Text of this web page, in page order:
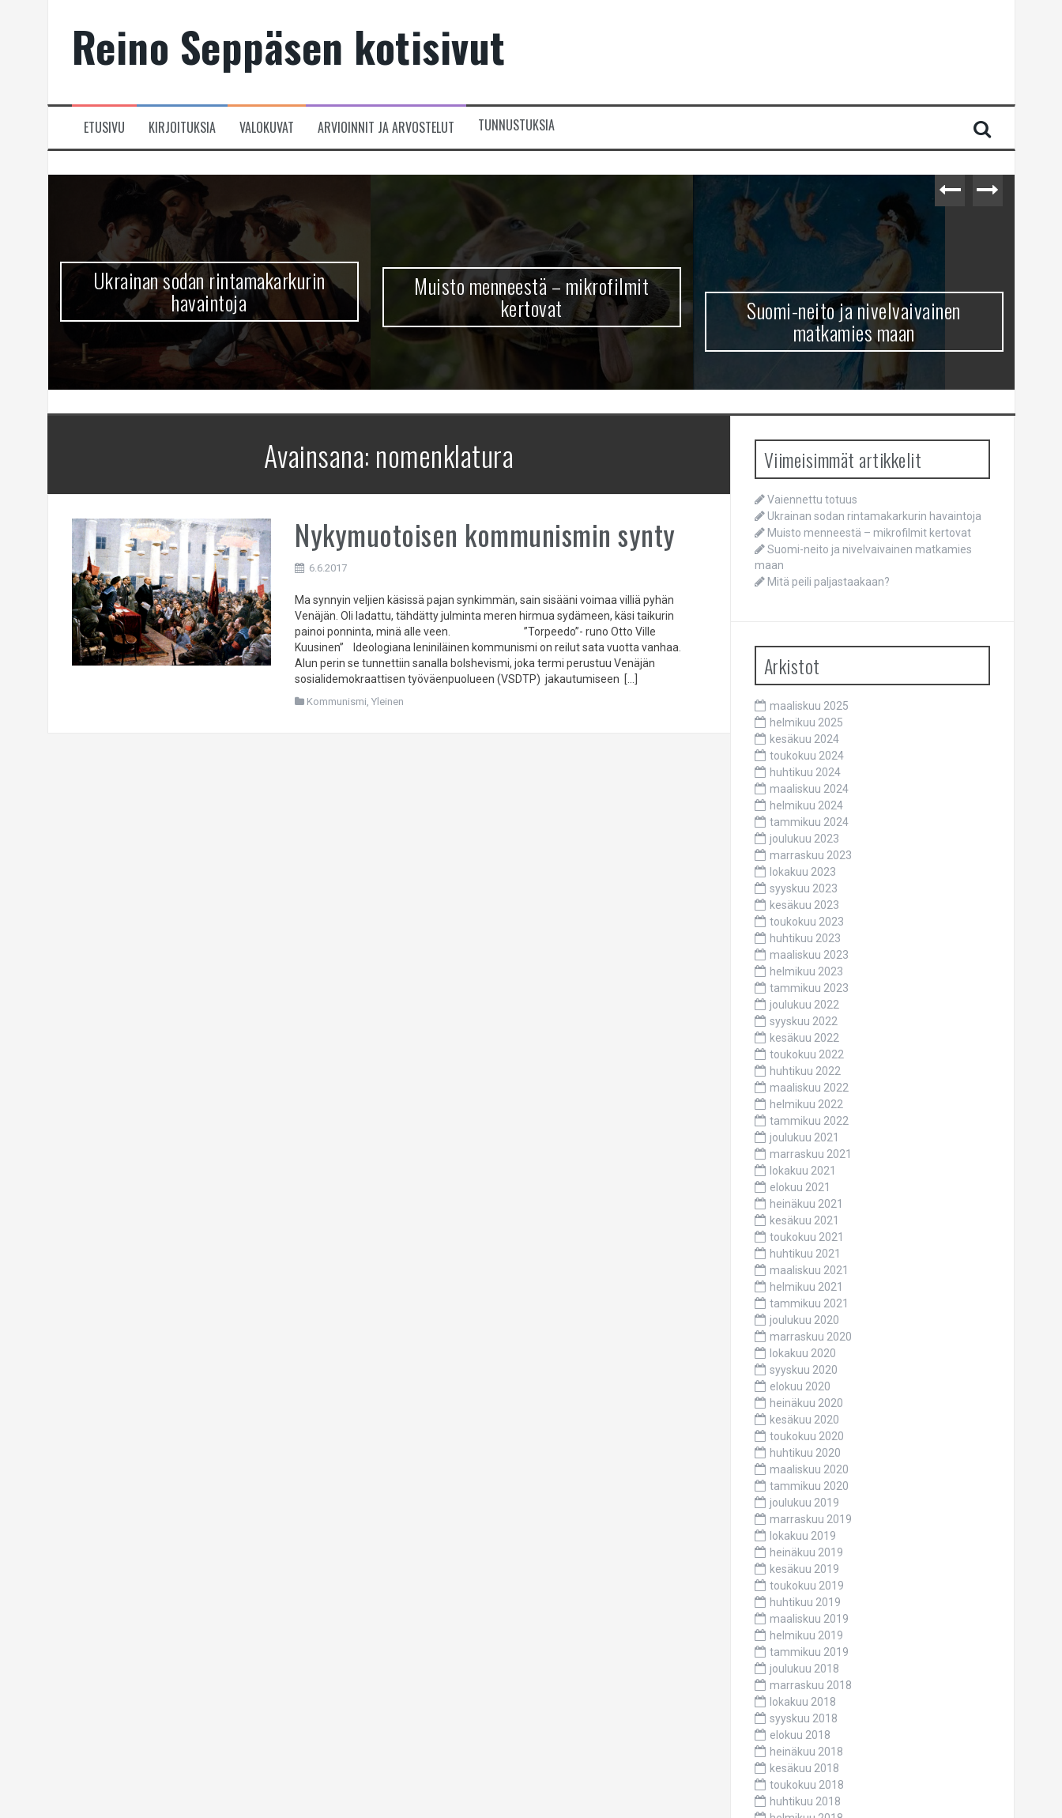
Reino Seppäsen kotisivut
ETUSIVU KIRJOITUKSIA VALOKUVAT ARVIOINNIT JA ARVOSTELUT TUNNUSTUKSIA
Ukrainan sodan rintamakarkurin
havaintoja
Muisto menneestä – mikrofilmit
kertovat Suomi-neito ja nivelvaivainen
matkamies maan
Avainsana: nomenklatura
Nykymuotoisen kommunismin synty
6.6.2017
Ma synnyin veljien käsissä pajan synkimmän, sain sisääni voimaa villiä pyhän
Venäjän. Oli ladattu, tähdätty julminta meren hirmua sydämeen, käsi taikurin
painoi ponninta, minä alle veen. ”Torpeedo”- runo Otto Ville
Kuusinen” Ideologiana leniniläinen kommunismi on reilut sata vuotta vanhaa.
Alun perin se tunnettiin sanalla bolshevismi, joka termi perustuu Venäjän
sosialidemokraattisen työväenpuolueen (VSDTP) jakautumiseen […]
Kommunismi,Yleinen
Viimeisimmät artikkelit
Vaiennettu totuus
Ukrainan sodan rintamakarkurin havaintoja
Muisto menneestä – mikrofilmit kertovat
Suomi-neito ja nivelvaivainen matkamies
maan
Mitä peili paljastaakaan?
Arkistot
maaliskuu 2025
helmikuu 2025
kesäkuu 2024
toukokuu 2024
huhtikuu 2024
maaliskuu 2024
helmikuu 2024
tammikuu 2024
joulukuu 2023
marraskuu 2023
lokakuu 2023
syyskuu 2023
kesäkuu 2023
toukokuu 2023
huhtikuu 2023
maaliskuu 2023
helmikuu 2023
tammikuu 2023
joulukuu 2022
syyskuu 2022
kesäkuu 2022
toukokuu 2022
huhtikuu 2022
maaliskuu 2022
helmikuu 2022
tammikuu 2022
joulukuu 2021
marraskuu 2021
lokakuu 2021
elokuu 2021
heinäkuu 2021
kesäkuu 2021
toukokuu 2021
huhtikuu 2021
maaliskuu 2021
helmikuu 2021
tammikuu 2021
joulukuu 2020
marraskuu 2020
lokakuu 2020
syyskuu 2020
elokuu 2020
heinäkuu 2020
kesäkuu 2020
toukokuu 2020
huhtikuu 2020
maaliskuu 2020
tammikuu 2020
joulukuu 2019
marraskuu 2019
lokakuu 2019
heinäkuu 2019
kesäkuu 2019
toukokuu 2019
huhtikuu 2019
maaliskuu 2019
helmikuu 2019
tammikuu 2019
joulukuu 2018
marraskuu 2018
lokakuu 2018
syyskuu 2018
elokuu 2018
heinäkuu 2018
kesäkuu 2018
toukokuu 2018
huhtikuu 2018